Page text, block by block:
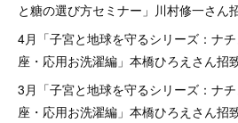
と糖の選び方セミナー」川村修一さん
4月「子宮と地球を守るシリーズ：ナ
座・応用お洗濯編」本橋ひろえさん招
3月「子宮と地球を守るシリーズ：ナ
座・応用お洗濯編」本橋ひろえさん招